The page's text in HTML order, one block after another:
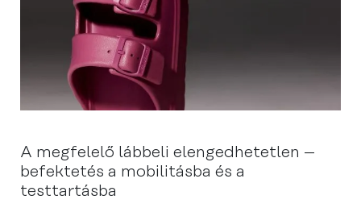
A megfelelő lábbeli elengedhetetlen –
befektetés a mobilitásba és a
testtartásba